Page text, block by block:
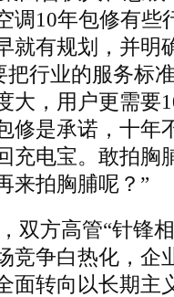
调10年包修有
就有规划，并明
把行业的服务标
大，用户更需要
修是承诺，十年
充电宝。敢拍胸
来拍胸脯呢？”
双方高管“针锋
竞争白热化，企
面转向以长期主